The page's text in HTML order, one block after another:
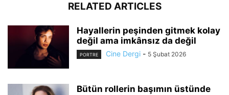
RELATED ARTICLES
Hayallerin peşinden gitmek kolay
değil ama imkânsız da değil
PORTRE Cine Dergi - 5 Şubat 2026
Bütün rollerin başımın üstünde